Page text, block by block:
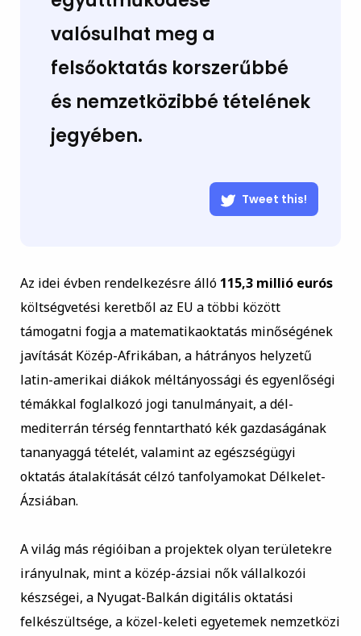
valósulhat meg a
felsőoktatás korszerűbbé
és nemzetközibbé tételének
jegyében.
Tweet this!
Az idei évben rendelkezésre álló 115,3 millió eurós
költségvetési keretből az EU a többi között
támogatni fogja a matematikaoktatás minőségének
javítását Közép-Afrikában, a hátrányos helyzetű
latin-amerikai diákok méltányossági és egyenlőségi
témákkal foglalkozó jogi tanulmányait, a dél-
mediterrán térség fenntartható kék gazdaságának
tananyaggá tételét, valamint az egészségügyi
oktatás átalakítását célzó tanfolyamokat Délkelet-
Ázsiában.
A világ más régióiban a projektek olyan területekre
irányulnak, mint a közép-ázsiai nők vállalkozói
készségei, a Nyugat-Balkán digitális oktatási
felkészültsége, a közel-keleti egyetemek nemzetközi